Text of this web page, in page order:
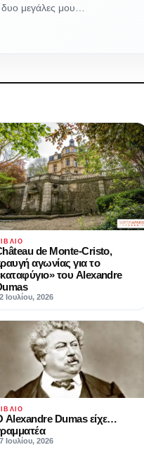
μεγάλες μου…
de Monte-Cristo,
αγωνίας για το
του Alexandre
Ιουλίου, 2026
Alexandre Dumas είχε…
Ιουλίου, 2026